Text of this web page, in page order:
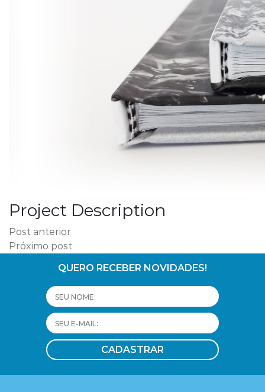
Project Description
Post anterior
Próximo post
QUERO RECEBER NOVIDADES!